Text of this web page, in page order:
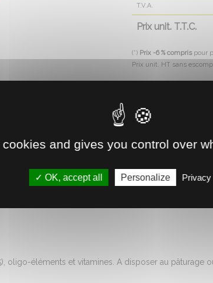
T.V.A.
Prix unit. T.T.C.
(*) Prix -6 % compris pour
Prix unit. HT sans
Voir la
éléments et vitamines. A disposer au pâturage
and gives you control over
OK, accept all Personalize Privacy